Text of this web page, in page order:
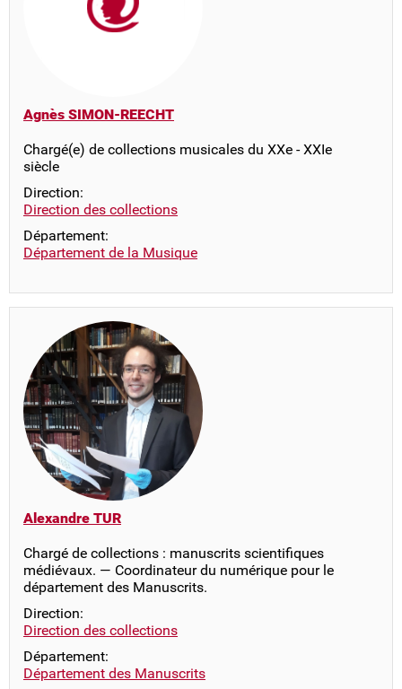
Agnès SIMON-REECHT
Chargé(e) de collections musicales du XXe - XXIe
siècle
Direction:
Direction des collections
Département:
Département de la Musique
Alexandre TUR
Chargé de collections : manuscrits scientifiques
médiévaux. — Coordinateur du numérique pour le
département des Manuscrits.
Direction:
Direction des collections
Département:
Département des Manuscrits